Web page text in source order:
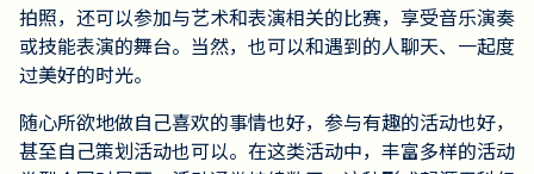
拍照，还可以参加与艺术和表演相关的比赛，享受音乐演奏
或技能表演的舞台。当然，也可以和遇到的人聊天、一起度
过美好的时光。
随心所欲地做自己喜欢的事情也好，参与有趣的活动也好，
甚至自己策划活动也可以。在这类活动中，丰富多样的活动